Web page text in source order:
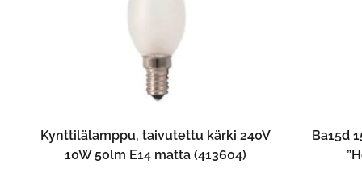
LISÄÄ OSTOSKORIIN
Kynttilälamppu, taivutettu kärki 240V
10W 50lm E14 matta (413604)
Ba15d